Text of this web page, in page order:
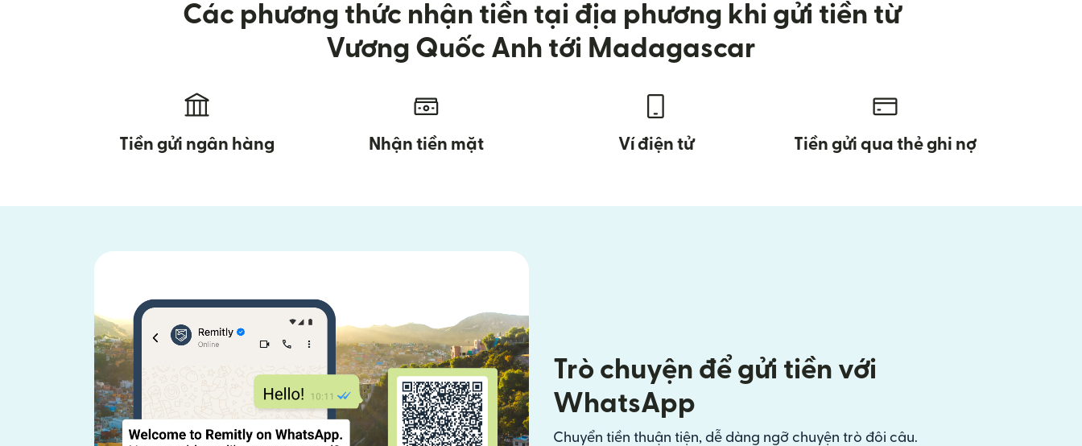
Các phương thức nhận tiền tại địa phương khi gửi tiền từ
Vương Quốc Anh tới Madagascar
Tiền gửi ngân hàng Nhận tiền mặt Ví điện tử Tiền gửi qua thẻ ghi nợ
Trò chuyện để gửi tiền với
WhatsApp
Chuyển tiền thuận tiện, dễ dàng ngỡ chuyện trò đôi câu.